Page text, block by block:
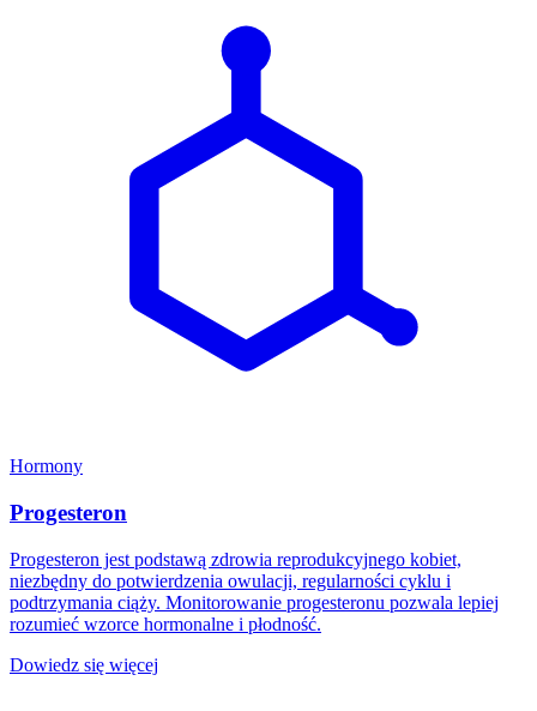
Hormony
Progesteron
Progesteron jest podstawą zdrowia reprodukcyjnego kobiet,
niezbędny do potwierdzenia owulacji, regularności cyklu i
podtrzymania ciąży. Monitorowanie progesteronu pozwala lepiej
rozumieć wzorce hormonalne i płodność.
Dowiedz się więcej